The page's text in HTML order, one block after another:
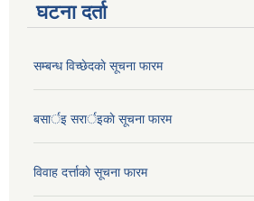
घटना दर्ता
सम्बन्ध विच्छेदकाे सूचना फारम
बसार्इ सरार्इकाे सूचना फारम
विवाह दर्त्ताकाे सूचना फारम